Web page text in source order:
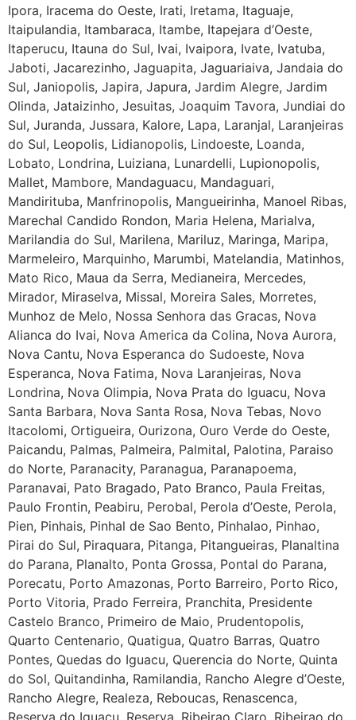
Ipora, Iracema do Oeste, Irati, Iretama, Itaguaje,
Itaipulandia, Itambaraca, Itambe, Itapejara d’Oeste,
Itaperucu, Itauna do Sul, Ivai, Ivaipora, Ivate, Ivatuba,
Jaboti, Jacarezinho, Jaguapita, Jaguariaiva, Jandaia do
Sul, Janiopolis, Japira, Japura, Jardim Alegre, Jardim
Olinda, Jataizinho, Jesuitas, Joaquim Tavora, Jundiai do
Sul, Juranda, Jussara, Kalore, Lapa, Laranjal, Laranjeiras
do Sul, Leopolis, Lidianopolis, Lindoeste, Loanda,
Lobato, Londrina, Luiziana, Lunardelli, Lupionopolis,
Mallet, Mambore, Mandaguacu, Mandaguari,
Mandirituba, Manfrinopolis, Mangueirinha, Manoel Ribas,
Marechal Candido Rondon, Maria Helena, Marialva,
Marilandia do Sul, Marilena, Mariluz, Maringa, Maripa,
Marmeleiro, Marquinho, Marumbi, Matelandia, Matinhos,
Mato Rico, Maua da Serra, Medianeira, Mercedes,
Mirador, Miraselva, Missal, Moreira Sales, Morretes,
Munhoz de Melo, Nossa Senhora das Gracas, Nova
Alianca do Ivai, Nova America da Colina, Nova Aurora,
Nova Cantu, Nova Esperanca do Sudoeste, Nova
Esperanca, Nova Fatima, Nova Laranjeiras, Nova
Londrina, Nova Olimpia, Nova Prata do Iguacu, Nova
Santa Barbara, Nova Santa Rosa, Nova Tebas, Novo
Itacolomi, Ortigueira, Ourizona, Ouro Verde do Oeste,
Paicandu, Palmas, Palmeira, Palmital, Palotina, Paraiso
do Norte, Paranacity, Paranagua, Paranapoema,
Paranavai, Pato Bragado, Pato Branco, Paula Freitas,
Paulo Frontin, Peabiru, Perobal, Perola d’Oeste, Perola,
Pien, Pinhais, Pinhal de Sao Bento, Pinhalao, Pinhao,
Pirai do Sul, Piraquara, Pitanga, Pitangueiras, Planaltina
do Parana, Planalto, Ponta Grossa, Pontal do Parana,
Porecatu, Porto Amazonas, Porto Barreiro, Porto Rico,
Porto Vitoria, Prado Ferreira, Pranchita, Presidente
Castelo Branco, Primeiro de Maio, Prudentopolis,
Quarto Centenario, Quatigua, Quatro Barras, Quatro
Pontes, Quedas do Iguacu, Querencia do Norte, Quinta
do Sol, Quitandinha, Ramilandia, Rancho Alegre d’Oeste,
Rancho Alegre, Realeza, Reboucas, Renascenca,
Reserva do Iguacu, Reserva, Ribeirao Claro, Ribeirao do